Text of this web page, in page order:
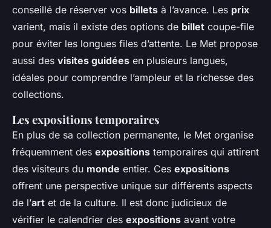
conseillé de réserver vos billets à l’avance. Les prix
varient, mais il existe des options de billet coupe-file
pour éviter les longues files d’attente. Le Met propose
aussi des visites guidées en plusieurs langues,
idéales pour comprendre l’ampleur et la richesse des
collections.
Les expositions temporaires
En plus de sa collection permanente, le Met organise
fréquemment des expositions temporaires qui attirent
des visiteurs du monde entier. Ces expositions
offrent une perspective unique sur différents aspects
de l’art et de la culture. Il est donc judicieux de
vérifier le calendrier des expositions avant votre